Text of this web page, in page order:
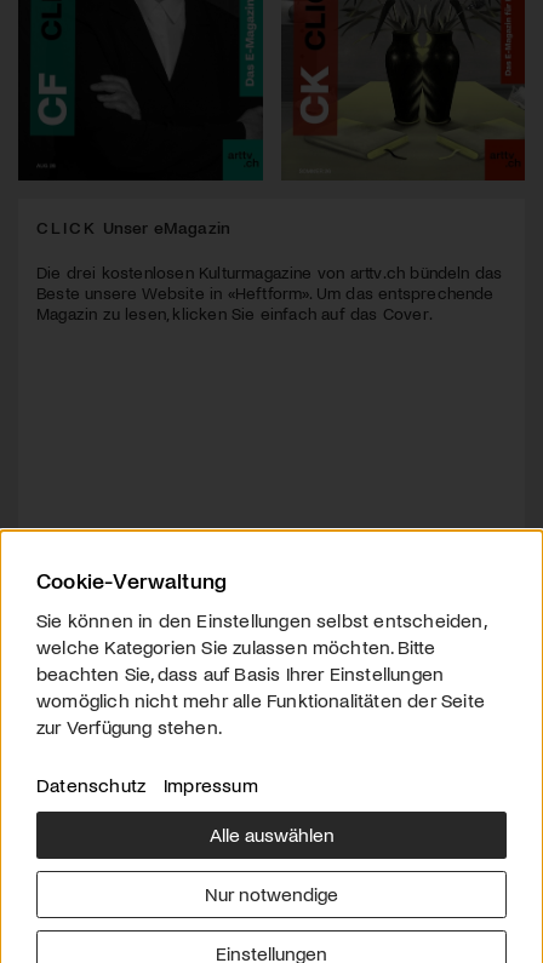
CLICK Unser eMagazin
Die drei kostenlosen Kulturmagazine von arttv.ch bündeln das
Beste unsere Website in «Heftform». Um das entsprechende
Magazin zu lesen, klicken Sie einfach auf das Cover.
Über uns
Downloads
Werben
Impressum
Cookie-Verwaltung
Sie können in den Einstellungen selbst entscheiden,
welche Kategorien Sie zulassen möchten. Bitte
beachten Sie, dass auf Basis Ihrer Einstellungen
womöglich nicht mehr alle Funktionalitäten der Seite
zur Verfügung stehen.
Datenschutz Impressum
Alle auswählen
Nur notwendige
Einstellungen